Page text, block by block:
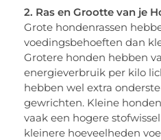
2. Ras en Grootte van je
Grote hondenrassen
voedingsbehoeften dan
Grotere honden hebben
energieverbruik per kilo
hebben wel extra
gewrichten. Kleine
vaak een hogere
kleinere hoeveelheden